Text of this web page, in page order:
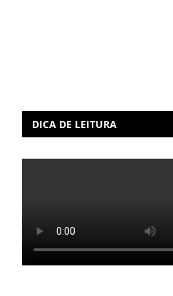
DICA DE LEITURA